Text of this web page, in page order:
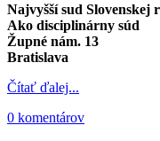
Najvyšší sud Slovenskej
Ako disciplinárny súd
Župné nám. 13
Bratislava
Čítať ďalej...
0 komentárov